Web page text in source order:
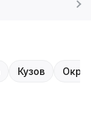
Кузов